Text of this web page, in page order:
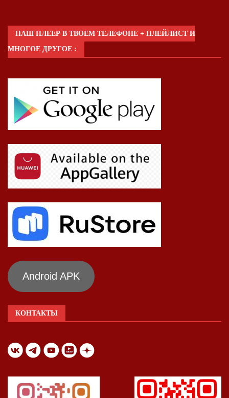
НАШ ПЛЕЕР В ТВОЕМ ТЕЛЕФОНЕ + ПЛЕЙЛИСТ И
МНОГОЕ ДРУГОЕ :
Android APK
КОНТАКТЫ